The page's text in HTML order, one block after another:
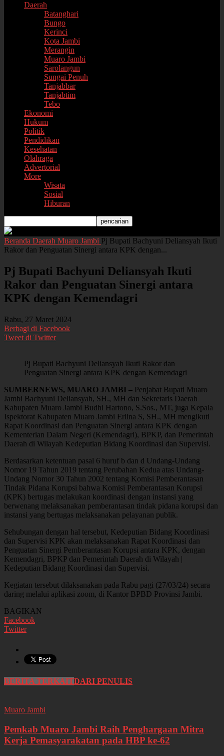
Daerah
Batanghari
Bungo
Kerinci
Kota Jambi
Merangin
Muaro Jambi
Sarolangun
Sungai Penuh
Tanjabbar
Tanjabtim
Tebo
Ekonomi
Hukum
Politik
Pendidikan
Kesehatan
Olahraga
Advertorial
More
Wisata
Sosial
Hiburan
Beranda Daerah Muaro Jambi Pj Bupati Bachyuni Deliansyah Ikuti
Rakor dan Penguatan Sinergi antara KPK dengan...
Pj Bupati Bachyuni Deliansyah Ikuti
Rakor dan Penguatan Sinergi antara
KPK dengan Kemendagri
Rabu, 27 Maret 2024
Berbagi di Facebook
Tweet di Twitter
Pj Bupati Bachyuni Deliansyah Ikuti Rakor dan
Penguatan Sinergi antara KPK dengan Kemendagri
SUMBERNEWS, MUARO JAMBI – Penjabat Bupati Muaro
Jambi Bachyuni Deliansyah, SH., MH dan Sekretaris Daerah
Kabupaten Muaro Jambi Budhi Hartono, S.Sos., MT, juga Kepala
Ispektorat Kabupaten Muaro Jambi Erlina S, SH., MH mengikuti
Rapat Koordinasi dan Penguatan Sinergi antara KPK dengan
Kementerian Dalam Negeri (Kemendagri), BPKP, dan Pemerintah
Daerah di Wilayah Kedeputian Bidang Koordinasi dan Supervisi.
Berdasarkan ketentuan pasal 6 huruf b dan d Undang-Undang
Nomor 19 Tahun 2019 tentang Perubahan Kedua atas Undang-
Undang Nomor 30 Tahun 2002 tentang Komisi Pemberantasan
Tindak Pidana Korupsi bahwa Komisi Pemberantasan Korupsi
(KPK) bertugas melakukan koordinasi dengan instansi yang
berwenang melaksanakan pemberantasan tindak pidana korupsi dan
instansi yang bertugas melaksanakan pelayanan publik.
Sehubungan dengan hal tersebut, Kedeputian Bidang Koordinasi
dan Supervisi KPK akan melaksanakan Rapat Koordinasi dan
Penguatan Sinergi Pemberantasan Korupsi antara KPK, dengan
Kemendagri, BPKP dan Pemerintah Daerah di Wilayah |
Kedeputian Bidang Koordinasi dan Supervisi.
Kegiatan tersebut dilaksanakan pada Rabu pagi (27/03/24) secara
daring melalui aplikasi zoom, di Kantor BPBD Provinsi Jambi.
BAGIKAN
Facebook
Twitter
BERITA TERKAITDARI PENULIS
Muaro Jambi
Pemkab Muaro Jambi Raih Penghargaan Mitra
Kerja Pemasyarakatan pada HBP ke-62